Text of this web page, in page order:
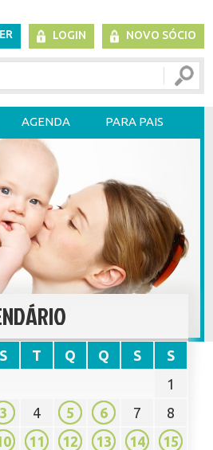
LOGIN NOVO SÓCIO
AGENDA PARA PAIS
S T Q Q S
S
1
3 4 5 6 7
8
11 12 13 14
15